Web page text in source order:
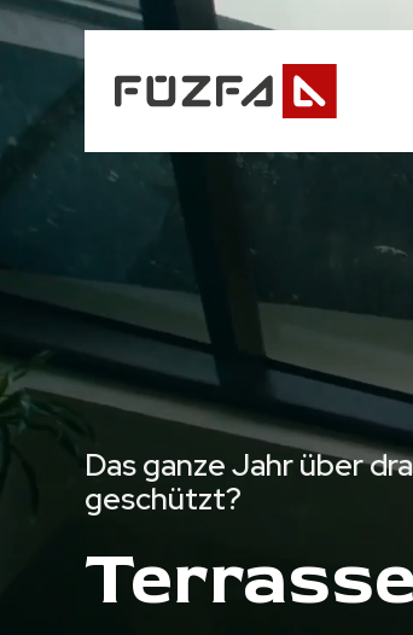
Skip
to
Das ganze Jahr über
geschützt?